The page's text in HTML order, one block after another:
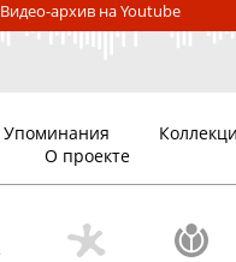
Видео-архив на Youtube
Упоминания
О проекте